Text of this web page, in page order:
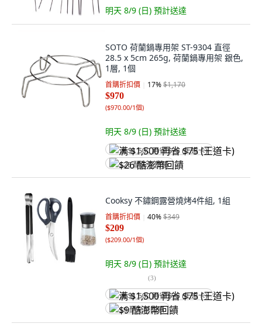
明天 8/9 (日) 預計送達
SOTO 荷蘭鍋專用架 ST-9304 直徑
28.5 x 5cm 265g, 荷蘭鍋專用架 銀色,
1層, 1個
首購折扣價 17%$1,170
$970
($970.00/1個)
明天 8/9 (日) 預計送達
满 $1,500 再省 $75 (王道卡)
$26 酷澎幣回饋
Cooksy 不鏽鋼露營燒烤4件組, 1組
首購折扣價 40%$349
$209
($209.00/1個)
明天 8/9 (日) 預計送達
(3)
满 $1,500 再省 $75 (王道卡)
$9 酷澎幣回饋